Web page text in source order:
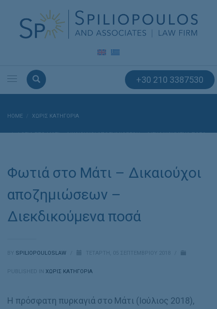
+30 210 3387530
HOME ΧΩΡΊΣ ΚΑΤΗΓΟΡΊΑ
ΦΩΤΙΆ ΣΤΟ ΜΆΤΙ – ΔΙΚΑΙΟΎΧΟΙ ΑΠΟΖΗΜΙΏΣΕΩΝ – ΔΙΕΚΔΙΚΟΎΜΕΝΑ ΠΟΣΆ
Φωτιά στο Μάτι – Δικαιούχοι
αποζημιώσεων –
Διεκδικούμενα ποσά
BY SPILIOPOULOSLAW ΤΕΤΆΡΤΗ, 05 ΣΕΠΤΕΜΒΡΊΟΥ 2018
PUBLISHED IN ΧΩΡΊΣ ΚΑΤΗΓΟΡΊΑ
Η πρόσφατη πυρκαγιά στο Μάτι (Ιούλιος 2018),